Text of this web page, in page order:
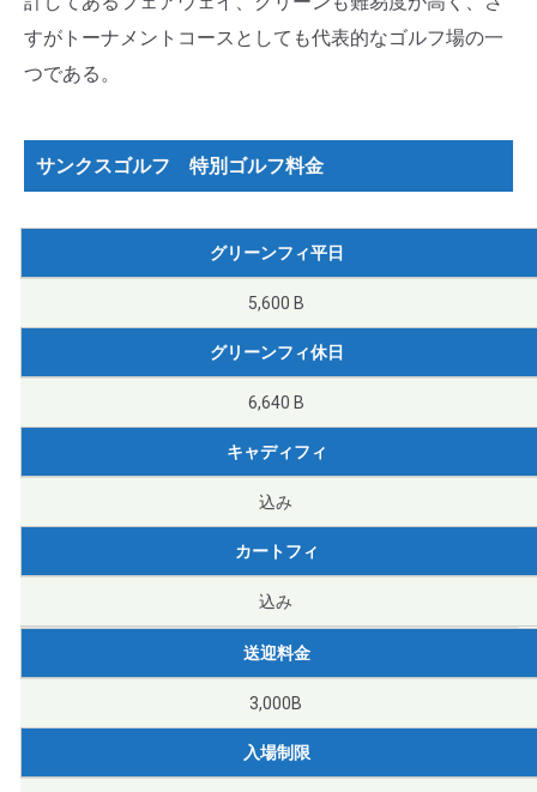
すがトーナメントコースとしても代表的なゴルフ場の一
つである。
サンクスゴルフ 特別ゴルフ料金
グリーンフィ平日
5,600 B
グリーンフィ休日
6,640 B
キャディフィ
込み
カートフィ
込み
送迎料金
3,000B
入場制限